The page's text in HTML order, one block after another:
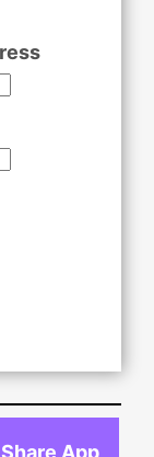
Share App